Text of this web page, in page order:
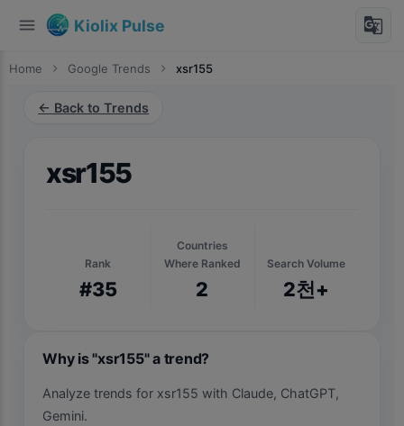
menu Kiolix Pulse g_translate
Home chevron_right Google Trends chevron_right xsr155
← Back to Trends
xsr155
Rank
#35
Countries
Where Ranked
2
Search Volume
2천+
Why is "xsr155" a trend?
Analyze trends for xsr155 with Claude, ChatGPT,
Gemini.